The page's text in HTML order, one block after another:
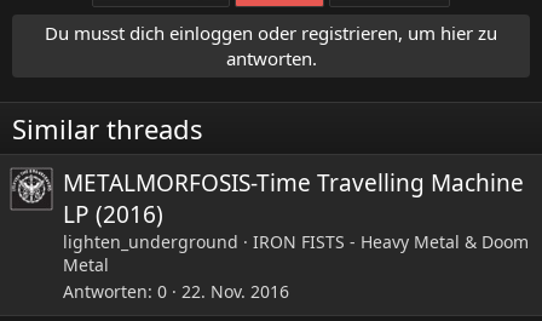
o
n
e
n
:
Du musst dich einloggen oder registrieren, um hier zu
antworten.
Similar threads
METALMORFOSIS-Time Travelling Machine
LP (2016)
lighten_underground
IRON FISTS - Heavy Metal & Doom
Metal
Antworten 0 22. Nov. 2016